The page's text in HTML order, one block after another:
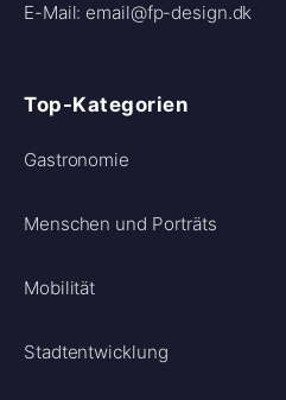
E-Mail: email@fp-design.dk
Top-Kategorien
Gastronomie
Menschen und Porträts
Mobilität
Stadtentwicklung